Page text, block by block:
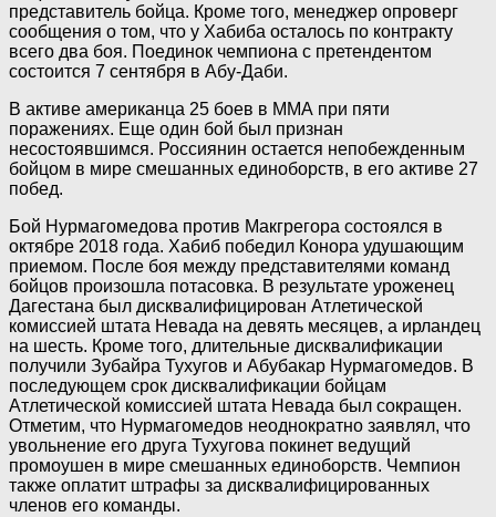
представитель бойца. Кроме того, менеджер опроверг
сообщения о том, что у Хабиба осталось по контракту
всего два боя. Поединок чемпиона с претендентом
состоится 7 сентября в Абу-Даби.
В активе американца 25 боев в ММА при пяти
поражениях. Еще один бой был признан
несостоявшимся. Россиянин остается непобежденным
бойцом в мире смешанных единоборств, в его активе 27
побед.
Бой Нурмагомедова против Макгрегора состоялся в
октябре 2018 года. Хабиб победил Конора удушающим
приемом. После боя между представителями команд
бойцов произошла потасовка. В результате уроженец
Дагестана был дисквалифицирован Атлетической
комиссией штата Невада на девять месяцев, а ирландец
на шесть. Кроме того, длительные дисквалификации
получили Зубайра Тухугов и Абубакар Нурмагомедов. В
последующем срок дисквалификации бойцам
Атлетической комиссией штата Невада был сокращен.
Отметим, что Нурмагомедов неоднократно заявлял, что
увольнение его друга Тухугова покинет ведущий
промоушен в мире смешанных единоборств. Чемпион
также оплатит штрафы за дисквалифицированных
членов его команды.